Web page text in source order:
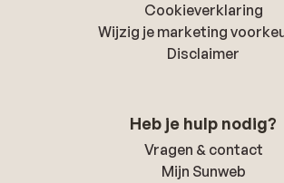
Cookieverklaring
Wijzig je marketing
Disclaimer
Heb je hulp nodig?
Vragen & contact
Mijn Sunweb